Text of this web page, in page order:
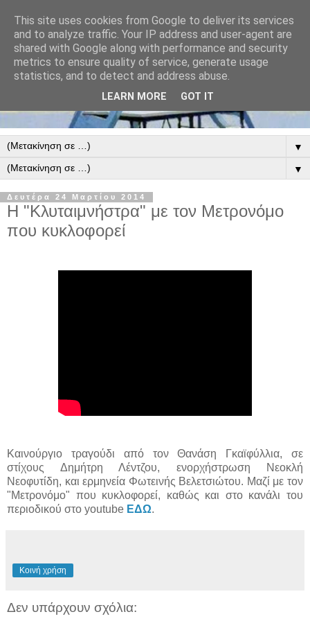
▼
▼
Δευτέρα 24 Μαρτίου 2014
Η "Κλυταιμνήστρα" με τον Μετρονόμο
που κυκλοφορεί
Καινούργιο τραγούδι από τον Θανάση Γκαϊφύλλια, σε
στίχους Δημήτρη Λέντζου, ενορχήστρωση Νεοκλή
Νεοφυτίδη, και ερμηνεία Φωτεινής Βελετσιώτου. Μαζί με τον
"Μετρονόμο" που κυκλοφορεί, καθώς και στο κανάλι του
περιοδικού στο youtube ΕΔΩ.
Κοινή χρήση
Δεν υπάρχουν σχόλια:
This site uses cookies from Google to deliver its services
and to analyze traffic. Your IP address and user-agent are
shared with Google along with performance and security
metrics to ensure quality of service, generate usage
statistics, and to detect and address abuse.
LEARN MORE GOT IT